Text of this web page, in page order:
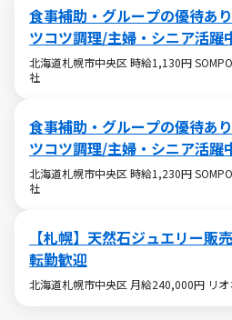
食事補助・グループの優待あ
ツコツ調理/主婦・シニア活躍
OK
北海道札幌市中央区 時給1,130円
社
食事補助・グループの優待あ
ツコツ調理/主婦・シニア活躍
OK
北海道札幌市中央区 時給1,230円
社
【札幌】天然石ジュエリー販
転勤歓迎
北海道札幌市中央区 月給240,000円 リ